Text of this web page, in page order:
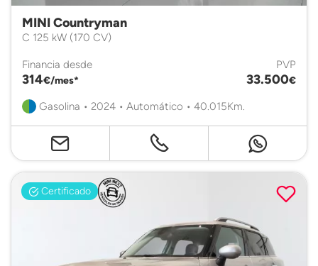
MINI Countryman
C 125 kW (170 CV)
Financia desde
314€/mes*
PVP
33.500€
Gasolina • 2024 • Automático • 40.015Km.
Certificado